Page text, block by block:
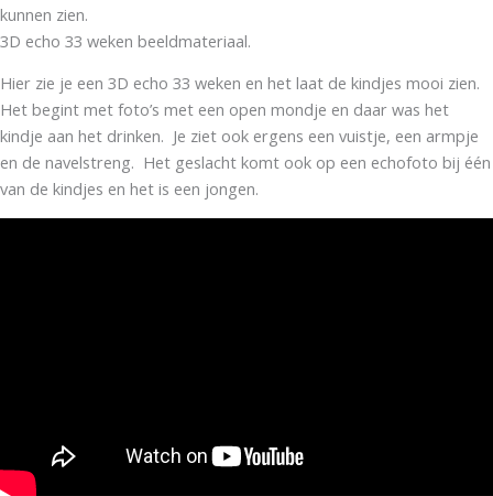
kunnen zien.
3D echo 33 weken beeldmateriaal.
Hier zie je een 3D echo 33 weken en het laat de kindjes mooi zien.
Het begint met foto’s met een open mondje en daar was het
kindje aan het drinken. Je ziet ook ergens een vuistje, een armpje
en de navelstreng. Het geslacht komt ook op een echofoto bij één
van de kindjes en het is een jongen.